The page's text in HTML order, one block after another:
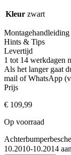
Kleur zwart
Montagehandleiding
Hints & Tips
Levertijd
1 tot 14 werkdagen
Als het langer gaat
mail of WhatsApp
Prijs
€ 109,99
Op voorraad
10.2010-10.2014